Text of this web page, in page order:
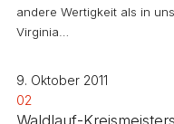
andere Wertigkeit als in
Virginia…
9. Oktober 2011
02
Waldlauf-